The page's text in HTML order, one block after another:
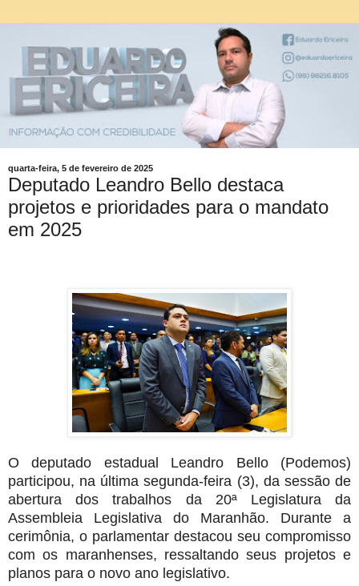
quarta-feira, 5 de fevereiro de 2025
Deputado Leandro Bello destaca
projetos e prioridades para o mandato
em 2025
O deputado estadual Leandro Bello (Podemos)
participou, na última segunda-feira (3), da sessão de
abertura dos trabalhos da 20ª Legislatura da
Assembleia Legislativa do Maranhão. Durante a
cerimônia, o parlamentar destacou seu compromisso
com os maranhenses, ressaltando seus projetos e
planos para o novo ano legislativo.